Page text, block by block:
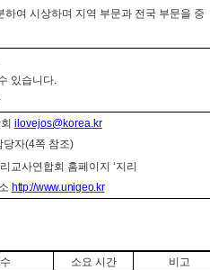
여 시상하며 지역 부문과 전국 부문을 중
있습니다.
ilovejos@korea.kr
당자(4쪽 참조)
교사연합회 홈페이지‘지리
http://www.unigeo.kr
소요 시간 비고